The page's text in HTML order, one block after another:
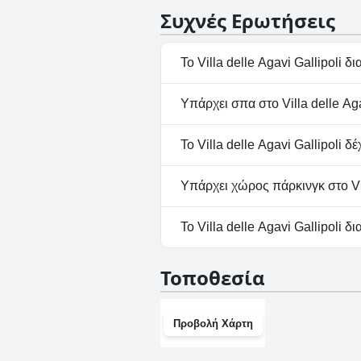
Συχνές Ερωτήσεις
Το Villa delle Agavi Gallipoli
Όχι, το Villa delle Agavi
Υπάρχει σπα στο Villa delle
Όχι, το Villa delle Agavi
Το Villa delle Agavi Gallipoli
Ναι, το Villa delle Agavi
Υπάρχει χώρος πάρκινγκ στο
Ναι, υπάρχουν
Το Villa delle Agavi Gallipoli
Τοποθεσία
Προβολή Χάρτη